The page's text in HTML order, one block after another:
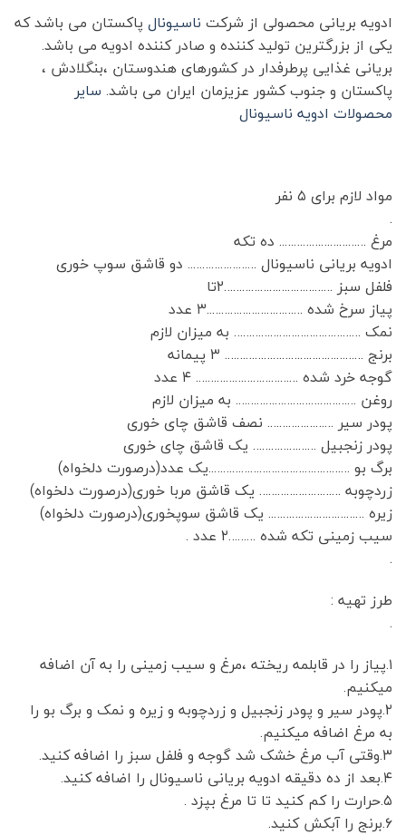
ادویه بریانی محصولی از شرکت ناسیونال پاکستان می باشد که
یکی از بزرگترین تولید کننده و صادر کننده ادویه می باشد.
بریانی غذایی پرطرفدار در کشورهای هندوستان ،بنگلادش ،
پاکستان و جنوب کشور عزیزمان ایران می باشد. سایر
محصولات ادویه ناسیونال
مواد لازم برای ۵ نفر
.
مرغ ……………………….. ده تکه
ادویه بریانی ناسیونال ………………….. دو قاشق سوپ خوری
فلفل سبز ………………………………۲تا
پیاز سرخ شده …………………………..۳ عدد
نمک …………………………………… به میزان لازم
برنج ………………………………………. ۳ پیمانه
گوجه خرد شده ……………………………. ۴ عدد
روغن …………………………………. به میزان لازم
پودر سیر …………………. نصف قاشق چای خوری
پودر زنجبیل ………………… یک قاشق چای خوری
برگ بو ………………………………………..یک عدد(درصورت دلخواه)
زردچوبه ……………………… یک قاشق مربا خوری(درصورت دلخواه)
زیره ………………………….. یک قاشق سوپخوری(درصورت دلخواه)
سیب زمینی تکه شده ………۲ عدد .
.
طرز تهیه :
.
۱.پیاز را در قابلمه ریخته ،مرغ و سیب زمینی را به آن اضافه
میکنیم.
۲.پودر سیر و پودر زنجبیل و زردچوبه و زیره و نمک و برگ بو را
به مرغ اضافه میکنیم.
۳.وقتی آب مرغ خشک شد گوجه و فلفل سبز را اضافه کنید.
۴.بعد از ده دقیقه ادویه بریانی ناسیونال را اضافه کنید.
۵.حرارت را کم کنید تا تا مرغ بپزد .
۶.برنج را آبکش کنید.